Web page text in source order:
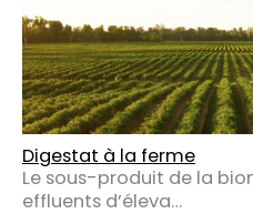
Digestat à la ferme
Le sous-produit de la
effluents d’éleva…